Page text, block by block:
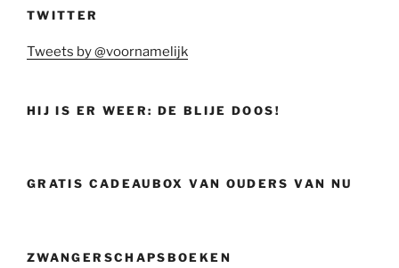
TWITTER
Tweets by @voornamelijk
HIJ IS ER WEER: DE BLIJE DOOS!
GRATIS CADEAUBOX VAN OUDERS VAN NU
ZWANGERSCHAPSBOEKEN